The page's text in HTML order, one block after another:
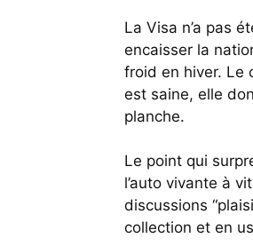
La Visa n’a pas
encaisser la
froid en hiver. Le
est saine, elle
planche.
Le point qui
l’auto vivante à
discussions
collection et en